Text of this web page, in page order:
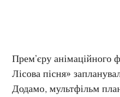
Прем’єру анімаційного
Лісова пісня»
Додамо, мультфільм